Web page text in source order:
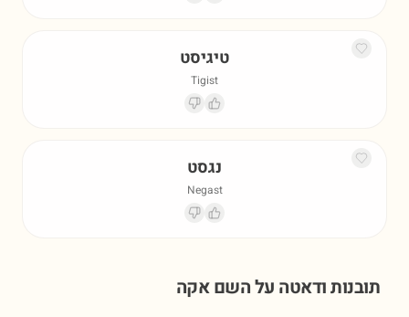
טיגיסט
Tigist
נגסט
Negast
תובנות ודאטה על השםאקה